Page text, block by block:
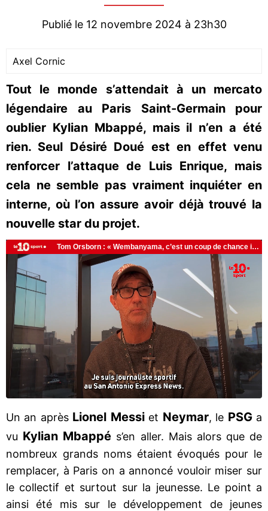
Publié le 12 novembre 2024 à 23h30
Axel Cornic
Tout le monde s’attendait à un mercato
légendaire au Paris Saint-Germain pour
oublier Kylian Mbappé, mais il n’en a été
rien. Seul Désiré Doué est en effet venu
renforcer l’attaque de Luis Enrique, mais
cela ne semble pas vraiment inquiéter en
interne, où l’on assure avoir déjà trouvé la
nouvelle star du projet.
Un an après Lionel Messi et Neymar, le PSG a
vu Kylian Mbappé s’en aller. Mais alors que de
nombreux grands noms étaient évoqués pour le
remplacer, à Paris on a annoncé vouloir miser sur
le collectif et surtout sur la jeunesse. Le point a
ainsi été mis sur le développement de jeunes